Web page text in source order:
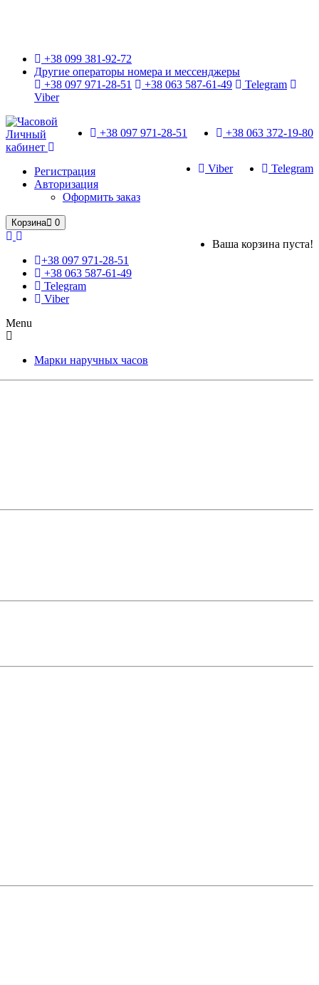
+38 099 381-92-72
Другие операторы номера и мессенджеры
+38 097 971-28-51
+38 063 587-61-49
Telegram
Viber
+38 063 372-19-80
+38 097 971-28-51
Telegram
Viber
Личный
кабинет
Регистрация
Авторизация
Оформить заказ
Корзина 0
Ваша корзина пуста!
+38 097 971-28-51
+38 063 587-61-49
Telegram
Viber
Menu
Марки наручных часов